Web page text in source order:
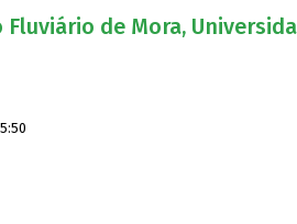
de Mora,